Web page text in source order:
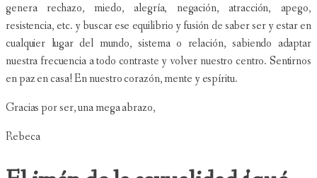
genera rechazo, miedo, alegría, negación, atracción, apego,
resistencia, etc. y buscar ese equilibrio y fusión de saber ser y estar en
cualquier lugar del mundo, sistema o relación, sabiendo adaptar
nuestra frecuencia a todo contraste y volver nuestro centro. Sentirnos
en paz en casa! En nuestro corazón, mente y espíritu.
Gracias por ser, una mega abrazo,
Rebeca